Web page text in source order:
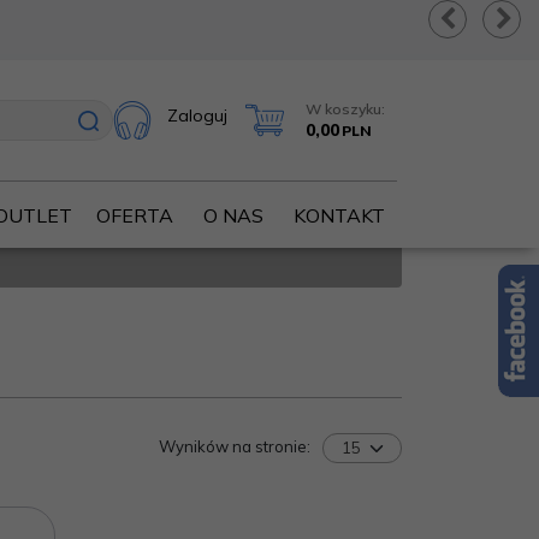
Zaloguj W koszyku:
0,00 PLN
OFERTA O NAS KONTAKT
Wyników na stronie: